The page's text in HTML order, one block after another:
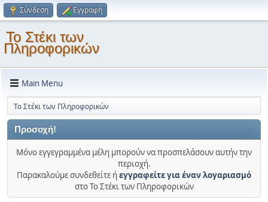
Σύνδεση Εγγραφή
Το Στέκι των
Πληροφορικών
Main Menu
Το Στέκι των Πληροφορικών
Προσοχή!
Μόνο εγγεγραμμένα μέλη μπορούν να προσπελάσουν αυτήν την
περιοχή.
Παρακαλούμε συνδεθείτε ήεγγραφείτε για έναν λογαριασμό
στο Το Στέκι των Πληροφορικών